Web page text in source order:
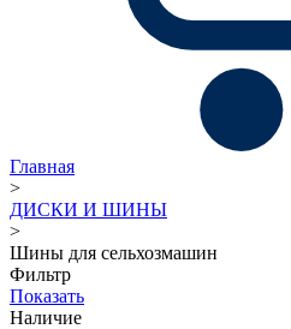
Главная
>
ДИСКИ И ШИНЫ
>
Шины для сельхозмашин
Фильтр
Показать
Наличие